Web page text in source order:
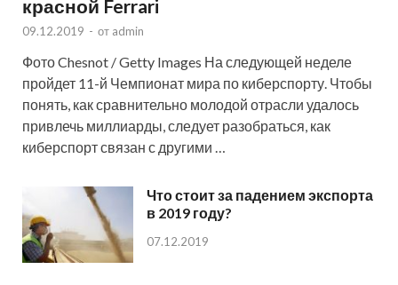
красной Ferrari
09.12.2019 - от admin
Фото Chesnot / Getty Images На следующей неделе
пройдет 11-й Чемпионат мира по киберспорту. Чтобы
понять, как сравнительно молодой отрасли удалось
привлечь миллиарды, следует разобраться, как
киберспорт связан с другими …
Что стоит за падением экспорта
в 2019 году?
07.12.2019